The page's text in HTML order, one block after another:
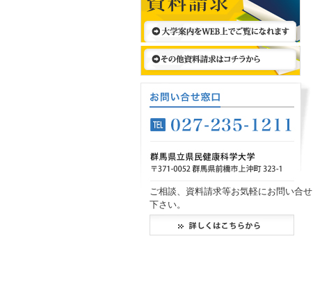
ご相談、資料請求等お気軽にお問い合せ
下さい。